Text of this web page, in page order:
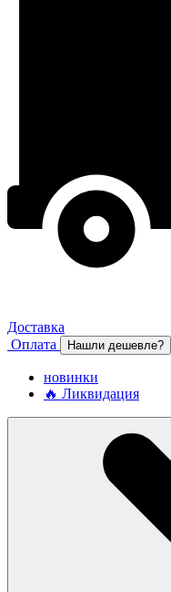
Доставка
Оплата
Нашли дешевле?
новинки
🔥 Ликвидация